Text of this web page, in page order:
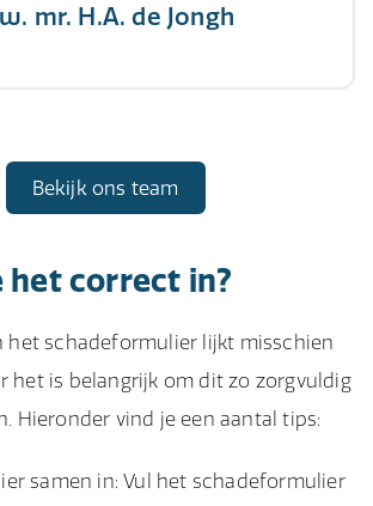
mr. H.A. de Jongh
Bekijk ons team
het correct in?
het schadeformulier lijkt misschien
het is belangrijk om dit zo zorgvuldig
Hieronder vind je een aantal tips:
samen in: Vul het schadeformulier